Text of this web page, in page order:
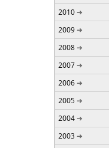
2010
2009
2008
2007
2006
2005
2004
2003